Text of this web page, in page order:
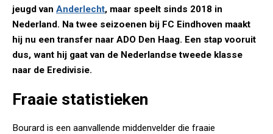
jeugd van Anderlecht, maar speelt sinds 2018 in
Nederland. Na twee seizoenen bij FC Eindhoven maakt
hij nu een transfer naar ADO Den Haag. Een stap vooruit
dus, want hij gaat van de Nederlandse tweede klasse
naar de Eredivisie.
Fraaie statistieken
Bourard is een aanvallende middenvelder die fraaie